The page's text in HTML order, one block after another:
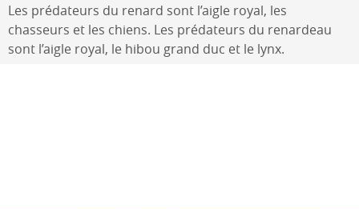
Les prédateurs du renard sont l’aigle royal, les
chasseurs et les chiens. Les prédateurs du renardeau
sont l’aigle royal, le hibou grand duc et le lynx.